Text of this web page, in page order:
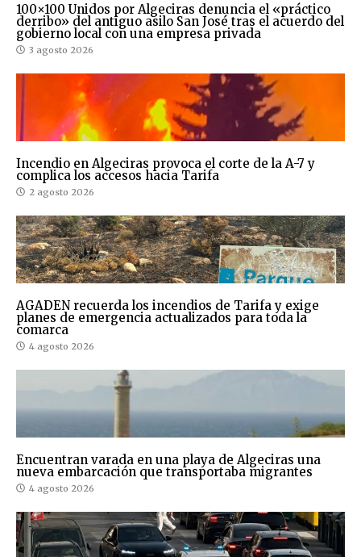
100×100 Unidos por Algeciras denuncia el «práctico
derribo» del antiguo asilo San José tras el acuerdo del
gobierno local con una empresa privada
3 agosto 2026
Incendio en Algeciras provoca el corte de la A-7 y
complica los accesos hacia Tarifa
2 agosto 2026
AGADEN recuerda los incendios de Tarifa y exige
planes de emergencia actualizados para toda la
comarca
4 agosto 2026
Encuentran varada en una playa de Algeciras una
nueva embarcación que transportaba migrantes
4 agosto 2026